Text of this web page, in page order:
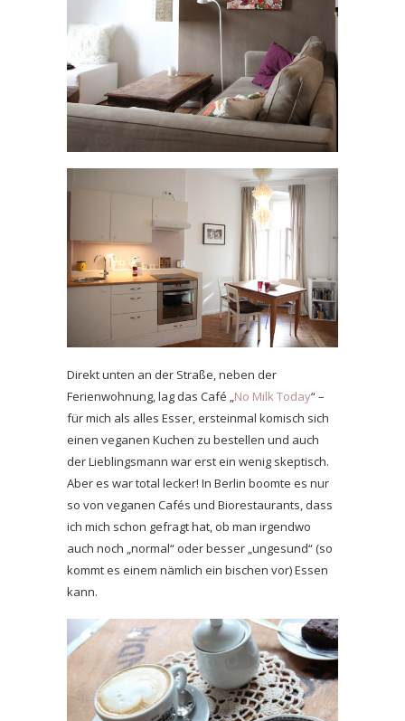
Direkt unten an der Straße, neben der
Ferienwohnung, lag das Café „ No Milk Today“ –
für mich als alles Esser, ersteinmal komisch sich
einen veganen Kuchen zu bestellen und auch
der Lieblingsmann war erst ein wenig skeptisch.
Aber es war total lecker! In Berlin boomte es nur
so von veganen Cafés und Biorestaurants, dass
ich mich schon gefragt hat, ob man irgendwo
auch noch „normal“ oder besser „ungesund“ (so
kommt es einem nämlich ein bischen vor) Essen
kann.